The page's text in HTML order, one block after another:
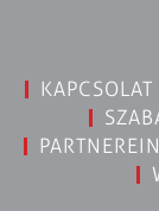
KAPCSOLAT